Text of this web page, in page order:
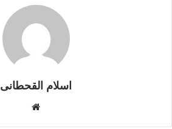
اسلام القحطانى